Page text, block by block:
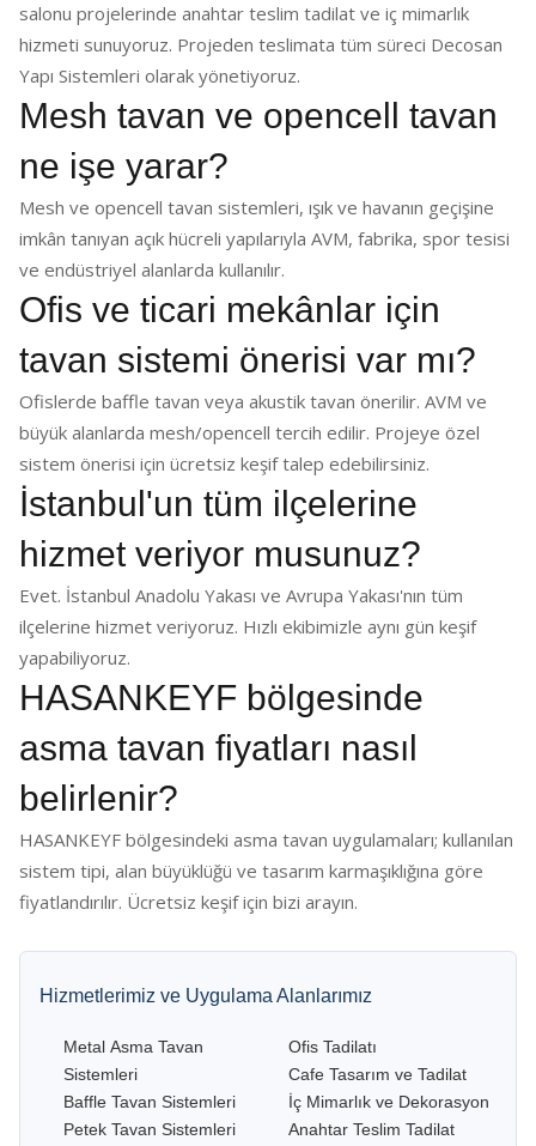
salonu projelerinde anahtar teslim tadilat ve iç mimarlık
hizmeti sunuyoruz. Projeden teslimata tüm süreci Decosan
Yapı Sistemleri olarak yönetiyoruz.
Mesh tavan ve opencell tavan
ne işe yarar?
Mesh ve opencell tavan sistemleri, ışık ve havanın geçişine
imkân tanıyan açık hücreli yapılarıyla AVM, fabrika, spor tesisi
ve endüstriyel alanlarda kullanılır.
Ofis ve ticari mekânlar için
tavan sistemi önerisi var mı?
Ofislerde baffle tavan veya akustik tavan önerilir. AVM ve
büyük alanlarda mesh/opencell tercih edilir. Projeye özel
sistem önerisi için ücretsiz keşif talep edebilirsiniz.
İstanbul'un tüm ilçelerine
hizmet veriyor musunuz?
Evet. İstanbul Anadolu Yakası ve Avrupa Yakası'nın tüm
ilçelerine hizmet veriyoruz. Hızlı ekibimizle aynı gün keşif
yapabiliyoruz.
HASANKEYF bölgesinde
asma tavan fiyatları nasıl
belirlenir?
HASANKEYF bölgesindeki asma tavan uygulamaları; kullanılan
sistem tipi, alan büyüklüğü ve tasarım karmaşıklığına göre
fiyatlandırılır. Ücretsiz keşif için bizi arayın.
Hizmetlerimiz ve Uygulama Alanlarımız
Metal Asma Tavan
Sistemleri
Baffle Tavan Sistemleri
Petek Tavan Sistemleri
Ofis Tadilatı
Cafe Tasarım ve Tadilat
İç Mimarlık ve Dekorasyon
Anahtar Teslim Tadilat